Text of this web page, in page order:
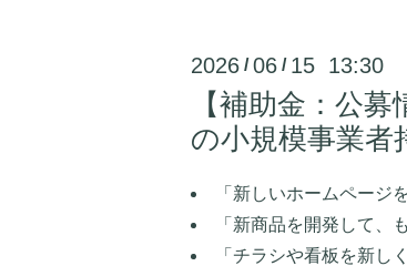
2026 /06 / 15 13:30
【補助金：公
の小規模事業者
「新しいホームページ
「新商品を開発して、
「チラシや看板を新し